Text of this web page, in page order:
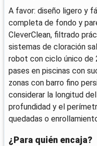
A favor: diseño ligero y
completa de fondo y
CleverClean, filtrado
sistemas de cloración
robot con ciclo único de
pases en piscinas con
zonas con barro fino
considerar la longitud
profundidad y el
quedadas o
¿Para quién encaja?